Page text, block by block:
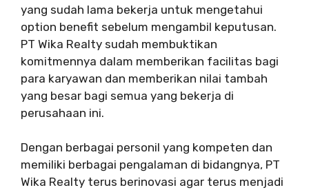
yang sudah lama bekerja untuk mengetahui
option benefit sebelum mengambil keputusan.
PT Wika Realty sudah membuktikan
komitmennya dalam memberikan facilitas bagi
para karyawan dan memberikan nilai tambah
yang besar bagi semua yang bekerja di
perusahaan ini.
Dengan berbagai personil yang kompeten dan
memiliki berbagai pengalaman di bidangnya, PT
Wika Realty terus berinovasi agar terus menjadi